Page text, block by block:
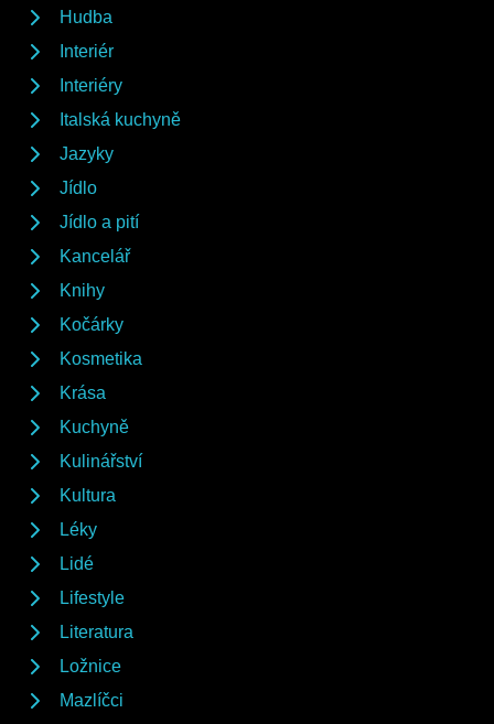
Hudba
Interiér
Interiéry
Italská kuchyně
Jazyky
Jídlo
Jídlo a pití
Kancelář
Knihy
Kočárky
Kosmetika
Krása
Kuchyně
Kulinářství
Kultura
Léky
Lidé
Lifestyle
Literatura
Ložnice
Mazlíčci